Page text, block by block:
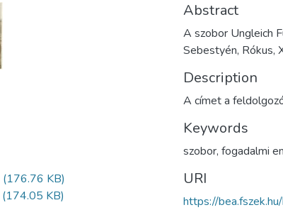
(176.76 KB)
(174.05 KB)
Abstract
A szobor Ungleich
Sebestyén, Rókus,
Description
A címet a
Keywords
szobor, fogadalmi
URI
https://